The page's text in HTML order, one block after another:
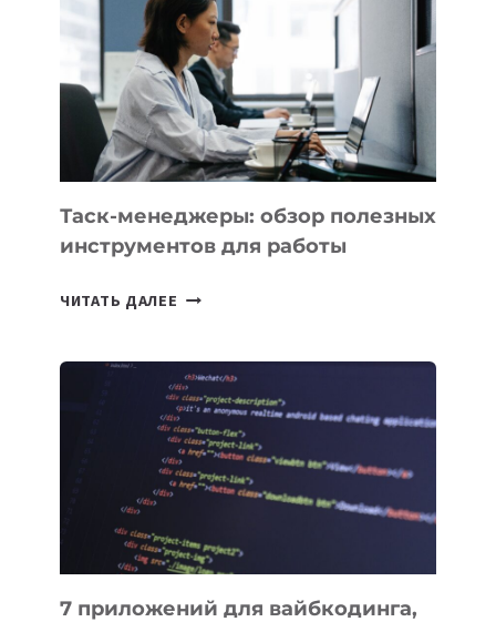
КАКИЕ
3
ЗАДАЧИ
ЕМУ
МОЖНО
ПОРУЧИТЬ
УЖЕ
СЕГОДНЯ
Таск-менеджеры: обзор полезных
инструментов для работы
ЧИТАТЬ ДАЛЕЕ ТАСК-
ПОЛЕЗНЫХ
ИНСТРУМЕНТОВ
ДЛЯ
РАБОТЫ
7 приложений для вайбкодинга,